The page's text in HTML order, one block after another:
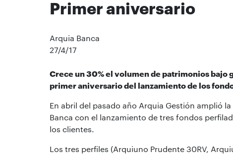
Primer aniversario
Arquia Banca
27/4/17
Crece un 30% el volumen de patrimonios bajo
primer aniversario del lanzamiento de los
En abril del pasado año Arquia Gestión amplió
Banca con el lanzamiento de tres fondos
los clientes.
Los tres perfiles (Arquiuno Prudente 30RV,